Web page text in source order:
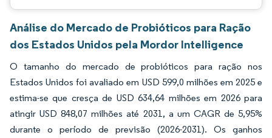
Análise do Mercado de Probióticos para Ração
dos Estados Unidos pela Mordor Intelligence
O tamanho do mercado de probióticos para ração nos
Estados Unidos foi avaliado em USD 599,0 milhões em 2025 e
estima-se que cresça de USD 634,64 milhões em 2026 para
atingir USD 848,07 milhões até 2031, a um CAGR de 5,95%
durante o período de previsão (2026-2031). Os ganhos